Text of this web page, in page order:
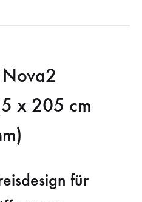
x 205 cm
für